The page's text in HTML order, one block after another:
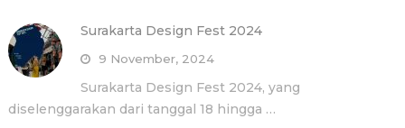
Surakarta Design Fest 2024
9 November, 2024
Surakarta Design Fest 2024, yang
diselenggarakan dari tanggal 18 hingga …